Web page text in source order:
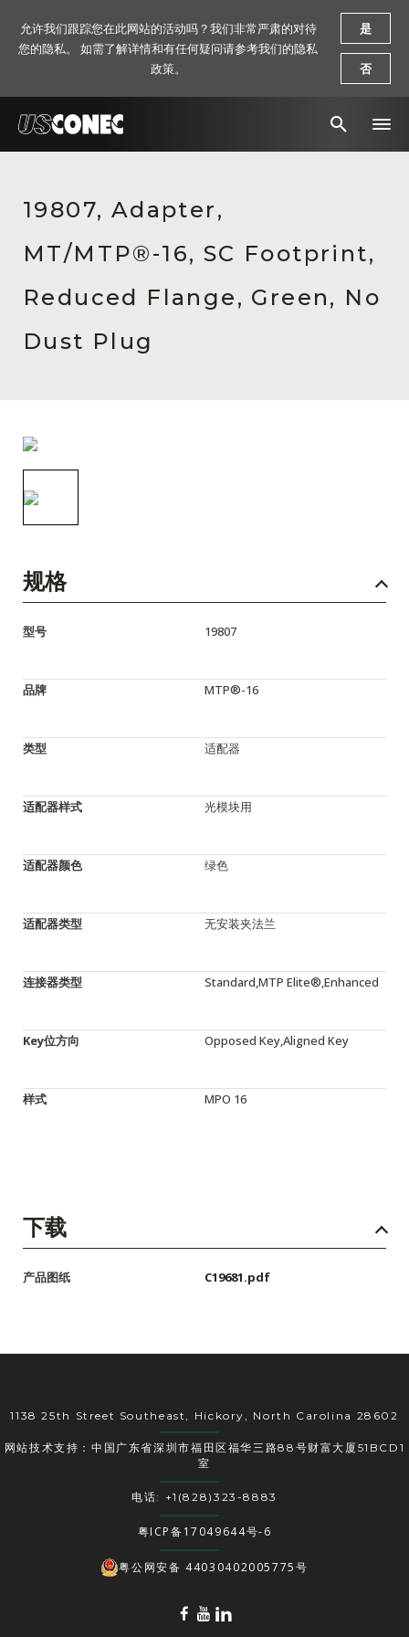
解决方案
产品
资源
关于我们
应用工程指导书 (AENs)
合作伙伴
新闻稿
19807, Adapter,
MT/MTP®-16, SC Footprint,
Reduced Flange, Green, No
Dust Plug
规格
型号 19807
品牌 MTP®-16
类型 适配器
适配器样式 光模块用
适配器颜色 绿色
适配器类型 无安装夹法兰
连接器类型 Standard,MTP Elite®,Enhanced
Key位方向 Opposed Key,Aligned Key
样式 MPO 16
下载
产品图纸 C19681.pdf
1138 25th Street Southeast, Hickory, North Carolina 28602
网站技术支持：中国广东省深圳市福田区福华三路88号财富大厦51BCD1
室
电话: +1(828)323-8883
粤ICP备17049644号-6
粤公网安备 44030402005775号
允许我们跟踪您在此网站的活动吗？我们非常严肃的对待
您的隐私。 如需了解详情和有任何疑问请参考我们的隐私
政策。
是
否